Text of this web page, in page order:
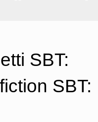
SBT:
SBT: